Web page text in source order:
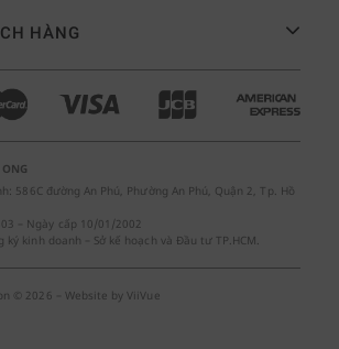
HÀNG
586C đường An Phú, Phường An Phú, Quận 2, Tp. Hồ
– Ngày cấp 10/01/2002
ký kinh doanh – Sở kế hoạch và Đầu tư TP.HCM.
© 2026 – Website byViiVue